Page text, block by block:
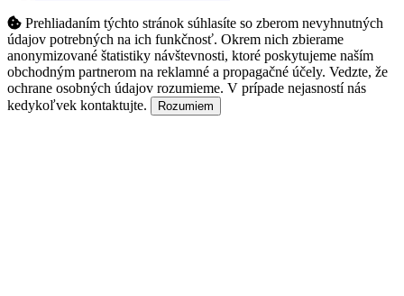
Prehliadaním týchto stránok súhlasíte so zberom nevyhnutných
údajov potrebných na ich funkčnosť. Okrem nich zbierame
anonymizované štatistiky návštevnosti, ktoré poskytujeme naším
obchodným partnerom na reklamné a propagačné účely. Vedzte, že
ochrane osobných údajov rozumieme. V prípade nejasností nás
kedykoľvek kontaktujte.
Rozumiem